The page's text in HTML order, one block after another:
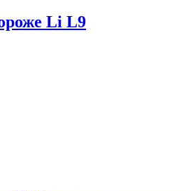
Li L9